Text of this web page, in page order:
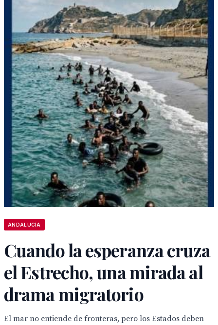
ANDALUCÍA
Cuando la esperanza cruza
el Estrecho, una mirada al
drama migratorio
El mar no entiende de fronteras, pero los Estados deben